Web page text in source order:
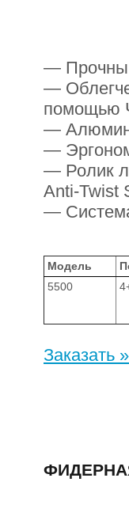
—
—
помощью
—
—
— Ролик
Anti-Twist
—
Модель
5500
Заказать »